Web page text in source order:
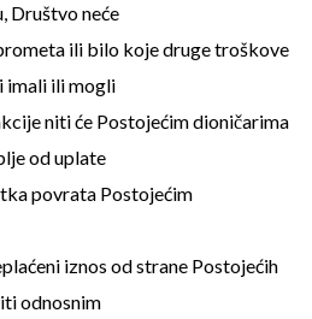
Društvo neće
ili bilo koje druge troškove
imali ili mogli
niti će Postojećim dioničarima
od uplate
povrata Postojećim
iznos od strane Postojećih
odnosnim